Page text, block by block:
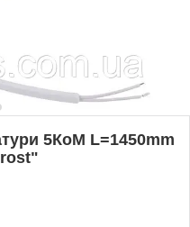
5КоМ L=1450mm